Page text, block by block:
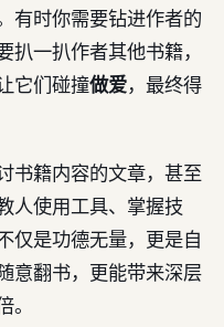
有时你需要钻进作者的
一扒作者其他书籍，
它们碰撞做爱，最终得
书籍内容的文章，甚至
人使用工具、掌握技
仅是功德无量，更是自
意翻书，更能带来深层